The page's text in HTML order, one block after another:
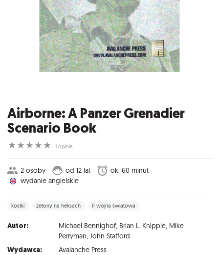
Airborne: A Panzer Grenadier
Scenario Book
☆
☆
☆
☆
☆ 1 opinia
2 osoby od 12 lat
ok. 60 minut
wydanie angielskie
kostki żetony na heksach II wojna światowa
Autor: Michael Bennighof, Brian L. Knipple, Mike
Perryman, John Stafford
Wydawca: Avalanche Press